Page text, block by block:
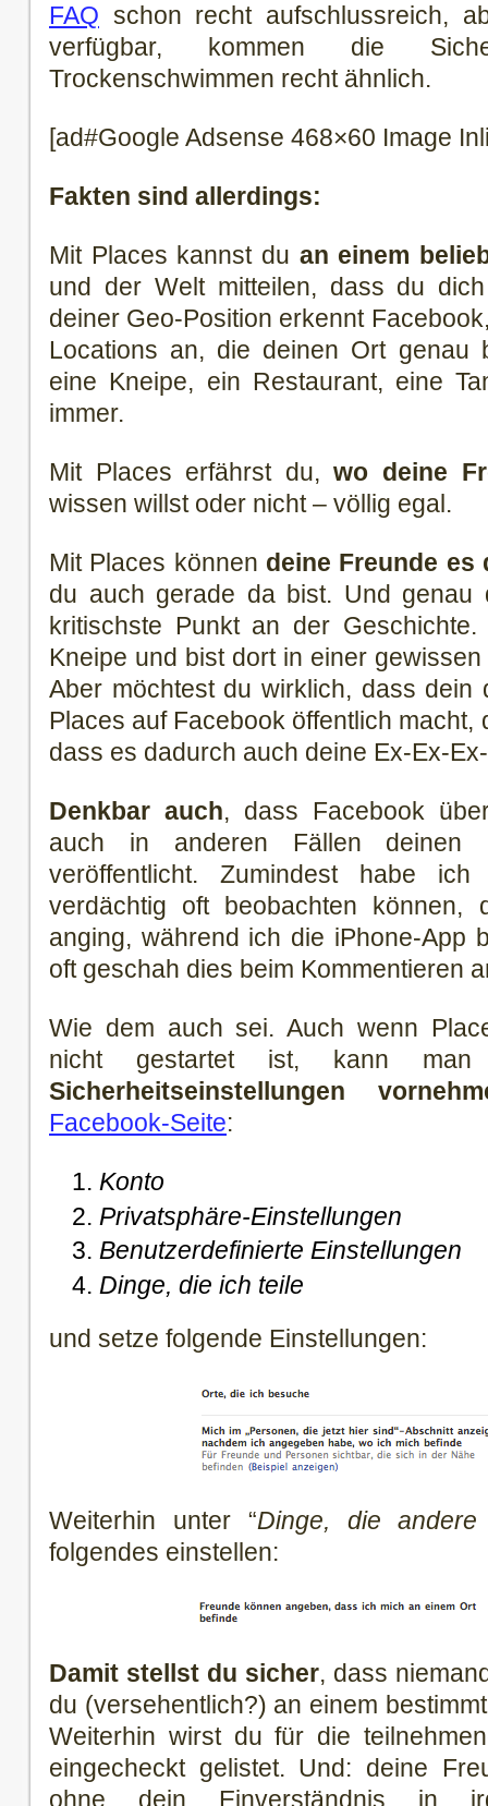
FAQ schon recht aufschlussreich,
verfügbar, kommen die
Trockenschwimmen recht ähnlich.
[ad#Google Adsense 468×60 Image
Fakten sind allerdings:
Mit Places kannst du an einem
und der Welt mitteilen, dass du
deiner Geo-Position erkennt
Locations an, die deinen Ort genau
eine Kneipe, ein Restaurant, eine
immer.
Mit Places erfährst du,wo deine
wissen willst oder nicht – völlig egal.
Mit Places können deine Freunde es
du auch gerade da bist. Und genau
kritischste Punkt an der
Kneipe und bist dort in einer
Aber möchtest du wirklich, dass dein
Places auf Facebook öffentlich macht,
dass es dadurch auch deine Ex-Ex-
Denkbar auch, dass Facebook
auch in anderen Fällen deinen
veröffentlicht. Zumindest habe
verdächtig oft beobachten können,
anging, während ich die iPhone-App
oft geschah dies beim Kommentieren
Wie dem auch sei. Auch wenn
nicht gestartet ist, kann
Sicherheitseinstellungen
Facebook-Seite:
Konto
Privatsphäre-Einstellungen
Benutzerdefinierte Einstellungen
Dinge, die ich teile
und setze folgende Einstellungen:
Weiterhin unter “Dinge, die
folgendes einstellen:
Damit stellst du sicher, dass
du (versehentlich?) an einem
Weiterhin wirst du für die
eingecheckt gelistet. Und: deine
ohne dein Einverständnis in